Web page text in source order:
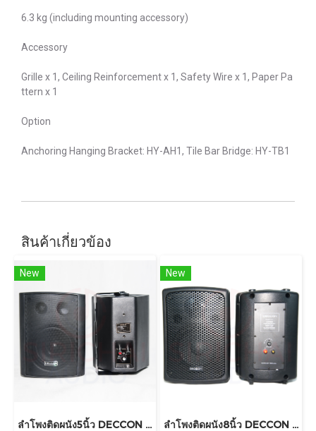
6.3 kg (including mounting accessory)
Accessory
Grille x 1, Ceiling Reinforcement x 1, Safety Wire x 1, Paper Pa
ttern x 1
Option
Anchoring Hanging Bracket: HY-AH1, Tile Bar Bridge: HY-TB1
สินค้าเกี่ยวข้อง
New
ลำโพงติดผนัง5นิ้ว DECCON รุ่น SOON 5V
New
ลำโพงติดผนัง8นิ้ว DECCON รุ่น PV8 , PV8t ราคาต่อคู่ 800วัต์ พร้อมขาแขวน